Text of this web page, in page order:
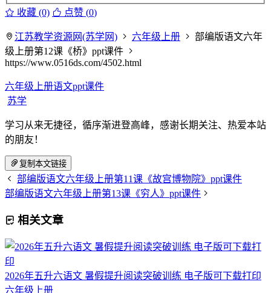
收藏 (0) 点赞 (0)
江苏教学资源网(苏学网) 六年级上册
部编版语文六年
级上册第12课《桥》ppt课件
https://www.0516ds.com/4502.html
六年级上册语文ppt课件
苏学
学习从来无捷径，循序渐进登高峰，感谢长期关注、热爱本站
的朋友！
复制本文链接
部编版语文六年级上册第11课《故宫博物院》ppt课件
部编版语文六年级上册第13课《穷人》ppt课件
相关文章
2026年五升六语文 暑假提升阅读突破训练 电子版可下载打印
六年级上册